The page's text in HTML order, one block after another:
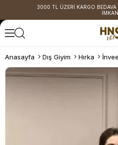
3000 TL ÜZERİ KARGO
Anasayfa Dış Giyim Hırka